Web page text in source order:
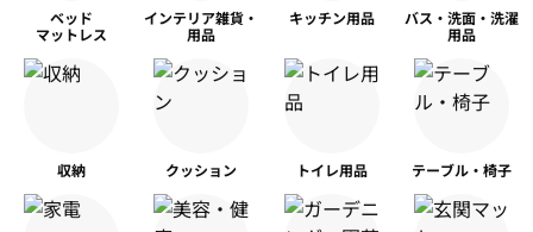
ベッド
マットレス
インテリア雑貨・
用品
キッチン用品
バス・洗面・洗濯
用品
収納 クッション トイレ用品 テーブル・椅子